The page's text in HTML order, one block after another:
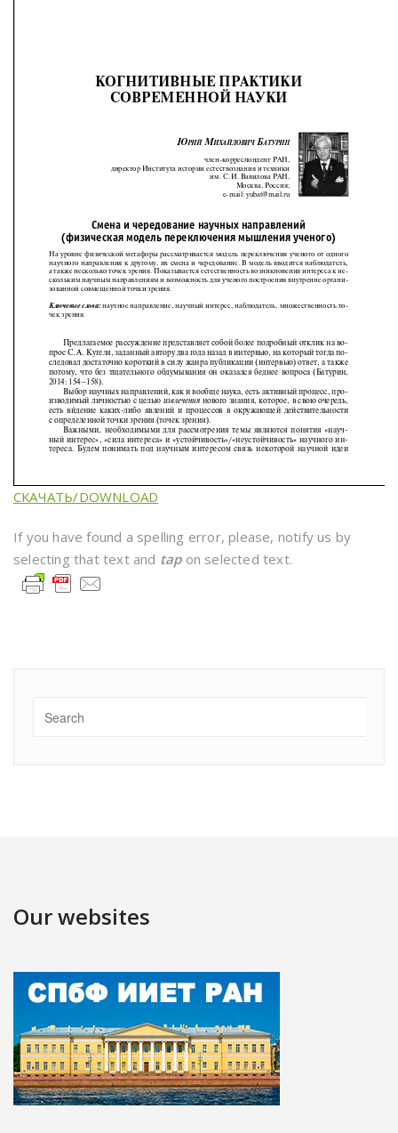
СКАЧАТЬ/DOWNLOAD
If you have found a spelling error, please, notify us by
selecting that text and tapon selected text.
Our websites